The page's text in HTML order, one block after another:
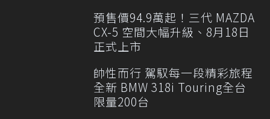
預售價94.9萬起！三代 MAZDA
CX-5 空間大幅升級、8月18日
正式上市
帥性而行 駕馭每一段精彩旅程
全新 BMW 318i Touring全台
限量200台